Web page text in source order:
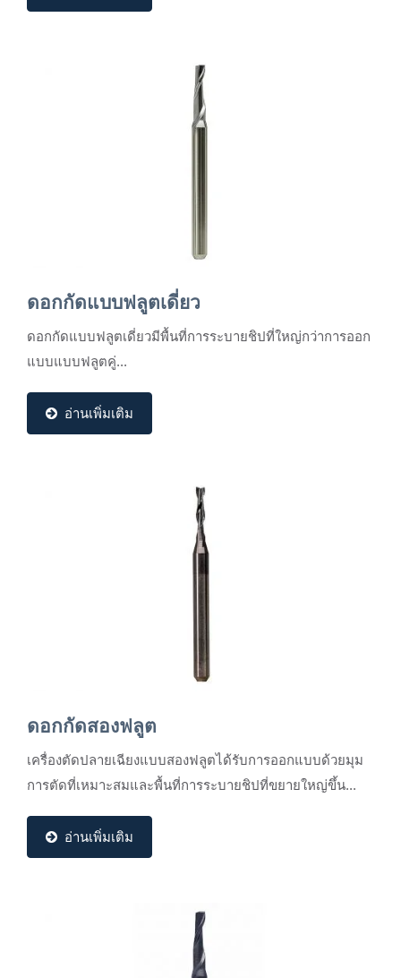
ดอกกัดแบบฟลูตเดี่ยว
ดอกกัดแบบฟลูตเดี่ยวมีพื้นที่การระบายชิปที่ใหญ่กว่าการออก
แบบแบบฟลูตคู่...
อ่านเพิ่มเติม
ดอกกัดสองฟลูต
เครื่องตัดปลายเฉียงแบบสองฟลูตได้รับการออกแบบด้วยมุม
การตัดที่เหมาะสมและพื้นที่การระบายชิปที่ขยายใหญ่ขึ้น...
อ่านเพิ่มเติม